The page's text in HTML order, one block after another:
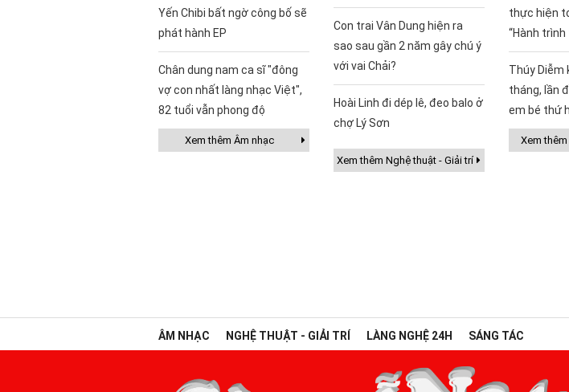
Yến Chibi bất ngờ công bố sẽ
phát hành EP
Chân dung nam ca sĩ "đông
vợ con nhất làng nhạc Việt",
82 tuổi vẫn phong độ
Xem thêm Âm nhạc
Con trai Vân Dung hiện ra
sao sau gần 2 năm gây chú ý
với vai Chải?
Hoài Linh đi dép lê, đeo balo ở
chợ Lý Sơn
Xem thêm Nghệ thuật - Giải trí
thực hiện
“Hành
Thúy Diễm
tháng, lần
em bé thứ
Xem
ÂM NHẠC NGHỆ THUẬT - GIẢI TRÍ LÀNG NGHỆ 24H SÁNG TÁC